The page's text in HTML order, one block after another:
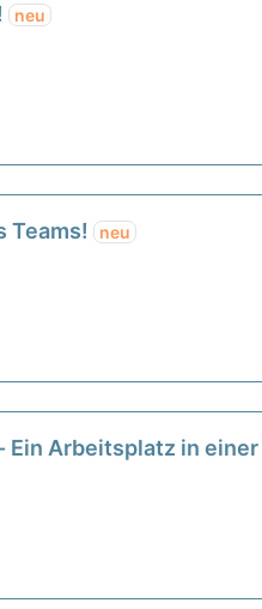
neu
Teams! neu
Arbeitsplatz in